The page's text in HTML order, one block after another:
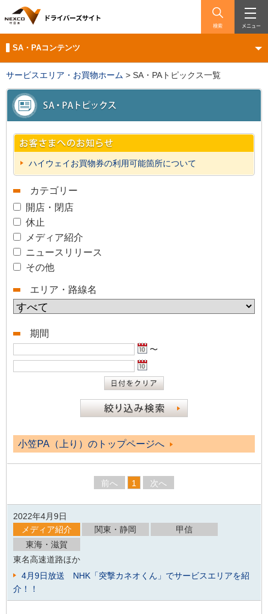
検索 メニュー
SA・PAコンテンツ
サービスエリア・お買物ホーム > SA・PAトピックス一覧
ハイウェイお買物券の利用可能箇所について
カテゴリー
開店・閉店
休止
メディア紹介
ニュースリリース
その他
エリア・路線名
期間
〜
小笠PA（上り）のトップページへ
前へ 1 次へ
2022年4月9日
メディア紹介
関東・静岡
甲信
東海・滋賀
東名高速道路ほか
4月9日放送 NHK「突撃カネオくん」でサービスエリアを紹
介！！